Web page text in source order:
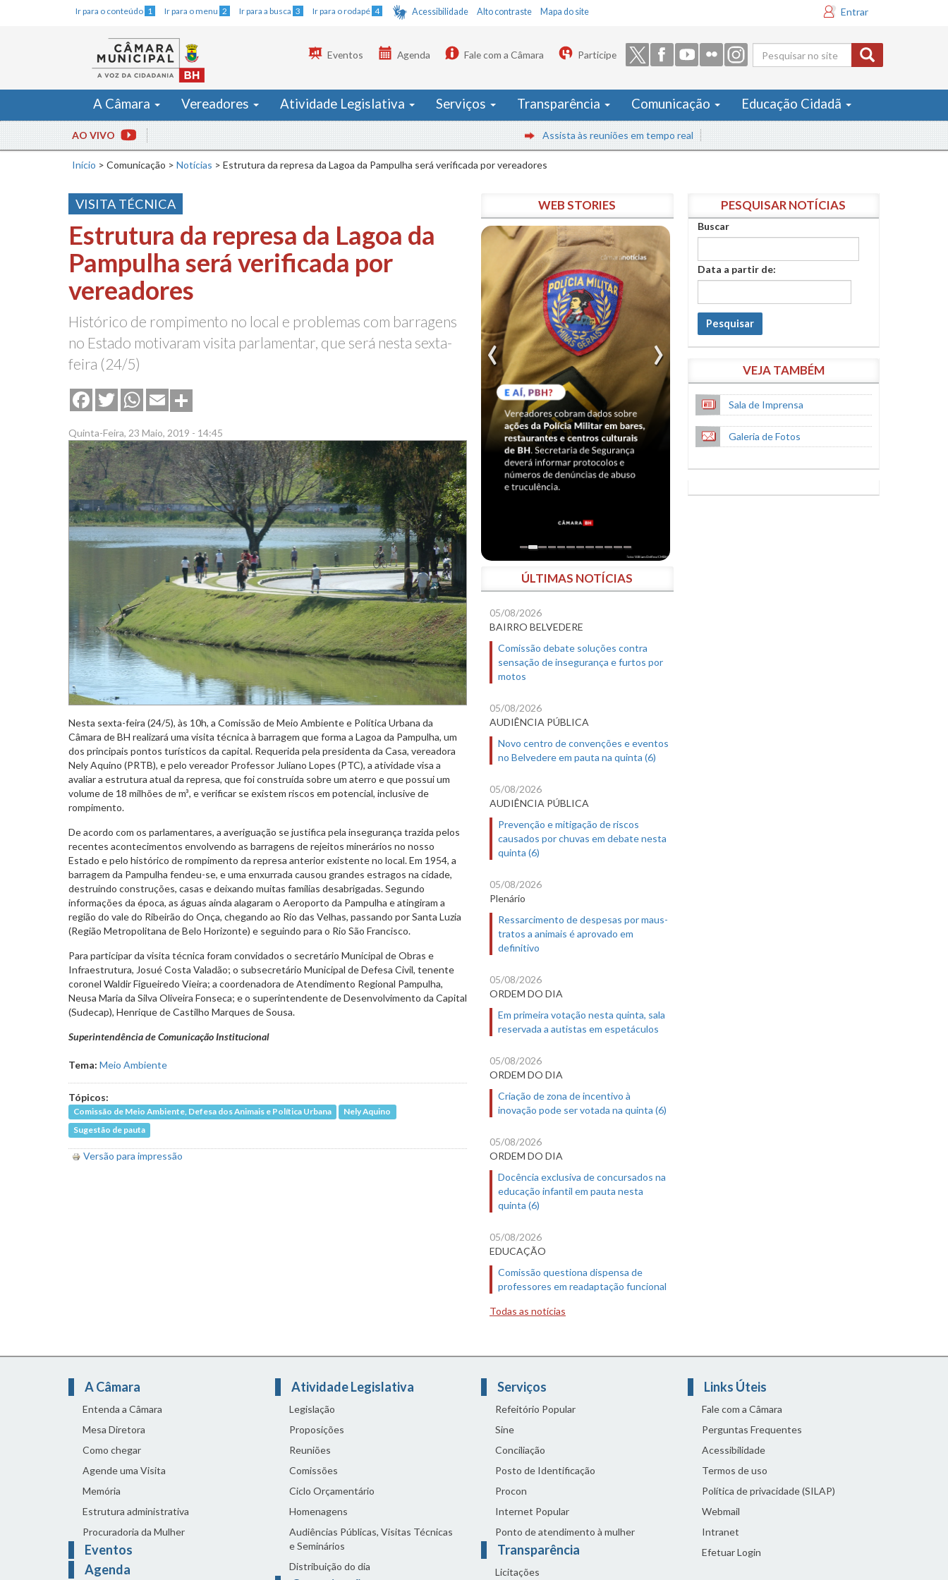
Ir para o conteúdo 1 Ir para o menu 2 Ir para a busca 3 Ir para o rodapé 4 Acessibilidade Alto contraste Mapa do site Entrar
Formulário
de busca
Eventos Agenda Fale com a Câmara Participe
A Câmara Vereadores Atividade Legislativa Serviços Transparência Comunicação Educação Cidadã
AO VIVO Assista às reuniões em tempo real
Início > Comunicação > Notícias > Estrutura da represa da Lagoa da Pampulha será verificada por vereadores
VISITA TÉCNICA
Estrutura da represa da Lagoa da
Pampulha será verificada por
vereadores
Histórico de rompimento no local e problemas com barragens
no Estado motivaram visita parlamentar, que será nesta sexta-
feira (24/5)
FacebookTwitterWhatsApp
Email
Quinta-Feira, 23 Maio, 2019 - 14:45
Nesta sexta-feira (24/5), às 10h, a Comissão de Meio Ambiente e Política Urbana da
Câmara de BH realizará uma visita técnica à barragem que forma a Lagoa da Pampulha, um
dos principais pontos turísticos da capital. Requerida pela presidenta da Casa, vereadora
Nely Aquino (PRTB), e pelo vereador Professor Juliano Lopes (PTC), a atividade visa a
avaliar a estrutura atual da represa, que foi construída sobre um aterro e que possui um
volume de 18 milhões de m³, e verificar se existem riscos em potencial, inclusive de
rompimento.
De acordo com os parlamentares, a averiguação se justifica pela insegurança trazida pelos
recentes acontecimentos envolvendo as barragens de rejeitos minerários no nosso
Estado e pelo histórico de rompimento da represa anterior existente no local. Em 1954, a
barragem da Pampulha fendeu-se, e uma enxurrada causou grandes estragos na cidade,
destruindo construções, casas e deixando muitas famílias desabrigadas. Segundo
informações da época, as águas ainda alagaram o Aeroporto da Pampulha e atingiram a
região do vale do Ribeirão do Onça, chegando ao Rio das Velhas, passando por Santa Luzia
(Região Metropolitana de Belo Horizonte) e seguindo para o Rio São Francisco.
Para participar da visita técnica foram convidados o secretário Municipal de Obras e
Infraestrutura, Josué Costa Valadão; o subsecretário Municipal de Defesa Civil, tenente
coronel Waldir Figueiredo Vieira; a coordenadora de Atendimento Regional Pampulha,
Neusa Maria da Silva Oliveira Fonseca; e o superintendente de Desenvolvimento da Capital
(Sudecap), Henrique de Castilho Marques de Sousa.
Superintendência de Comunicação Institucional
Tema: Meio Ambiente
Tópicos:
Comissão de Meio Ambiente, Defesa dos Animais e Política Urbana
Nely Aquino
Sugestão de pauta
Versão para impressão
WEB STORIES
ÚLTIMAS NOTÍCIAS
05/08/2026
BAIRRO BELVEDERE
Comissão debate soluções contra
sensação de insegurança e furtos por
motos
05/08/2026
AUDIÊNCIA PÚBLICA
Novo centro de convenções e eventos
no Belvedere em pauta na quinta (6)
05/08/2026
AUDIÊNCIA PÚBLICA
Prevenção e mitigação de riscos
causados por chuvas em debate nesta
quinta (6)
05/08/2026
Plenário
Ressarcimento de despesas por maus-
tratos a animais é aprovado em
definitivo
05/08/2026
ORDEM DO DIA
Em primeira votação nesta quinta, sala
reservada a autistas em espetáculos
05/08/2026
ORDEM DO DIA
Criação de zona de incentivo à
inovação pode ser votada na quinta (6)
05/08/2026
ORDEM DO DIA
Docência exclusiva de concursados na
educação infantil em pauta nesta
quinta (6)
05/08/2026
EDUCAÇÃO
Comissão questiona dispensa de
professores em readaptação funcional
Todas as notícias
PESQUISAR NOTÍCIAS
Buscar
Data a partir de:
Pesquisar
VEJA TAMBÉM
Sala de Imprensa
Galeria de Fotos
A Câmara
Entenda a Câmara
Mesa Diretora
Como chegar
Agende uma Visita
Memória
Estrutura administrativa
Procuradoria da Mulher
Eventos
Agenda
Atividade Legislativa
Legislação
Proposições
Reuniões
Comissões
Ciclo Orçamentário
Homenagens
Audiências Públicas, Visitas Técnicas
e Seminários
Distribuição do dia
Serviços
Refeitório Popular
Sine
Conciliação
Posto de Identificação
Procon
Internet Popular
Ponto de atendimento à mulher
Transparência
Licitações
Links Úteis
Fale com a Câmara
Perguntas Frequentes
Acessibilidade
Termos de uso
Política de privacidade (SILAP)
Webmail
Intranet
Efetuar Login